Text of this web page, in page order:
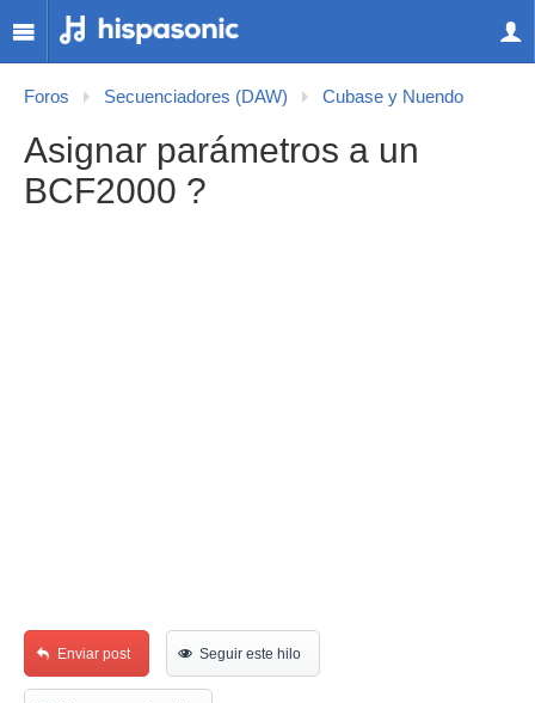
Foros Secuenciadores (DAW) Cubase y Nuendo
Asignar parámetros a un
BCF2000 ?
Enviar post Seguir este hilo